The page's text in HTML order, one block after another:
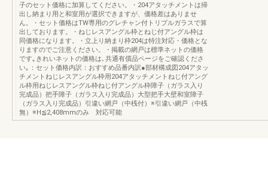
子のセット価格に加算してください。・204アタッチメントは掃
出し納まり用と和室用が選択できますが、価格差はありませ
ん。・セット価格はTW専用のグレチャン付トリプルガラスで算
出しております。・ねじレスアングル枠とねじ付アングル枠は
同価格になります。・立上り納まり枠204は特注対応・価格とな
りますのでご注意ください。・掲載の網戸は標準ネットの価格
です｡きれいネットの価格は､共通有償品ページをご確認くださ
い｡：セット価格内訳：おすすめ品番内訳●部材構成図204アタッ
チメントねじレスアングル枠用204アタッチメントねじ付アング
ル枠用ねじレスアングル枠ねじ付アングル枠障子（ガラス入り
完成品）把手障子（ガラス入り完成品）大型把手大壁和室障子
（ガラス入り完成品）引違い網戸（中桟付）※引違い網戸（中桟
無）※H≦2,408mmのみ 対応可能